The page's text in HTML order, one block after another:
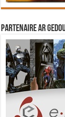
Partenaire Ar